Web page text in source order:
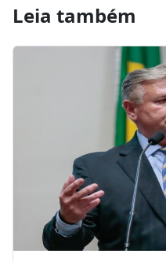
Leia também